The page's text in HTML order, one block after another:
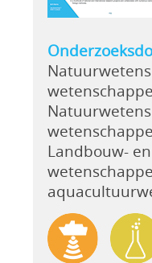
Landbouw-